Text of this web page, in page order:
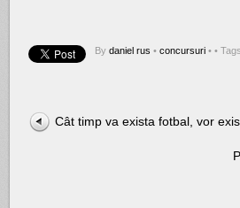
Bydaniel rus • concursuri • •
Cât timp va exista fotbal, vor